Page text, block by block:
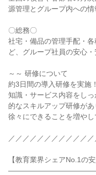
源管理とグループ内への情
〇総務〇
社宅・備品の管理手配・
ど、グループ社員の安心
～～ 研修について
約3日間の導入研修を実施
知識・サービス内容をし
的なスキルアップ研修が
徐々にできることを増やし
／／／／／／／／／／／／
【教育業界シェアNo.1の安